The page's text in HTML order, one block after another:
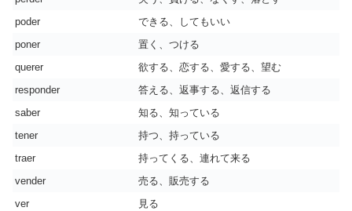
poder
できる、してもいい
poner
置く、つける
querer
欲する、恋する、愛する、望む
responder
答える、返事する、返信する
saber
知る、知っている
tener
持つ、持っている
traer
持ってくる、連れて来る
vender
売る、販売する
ver
見る